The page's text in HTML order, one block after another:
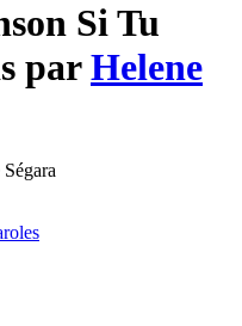
Si Tu
parHelene